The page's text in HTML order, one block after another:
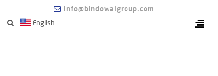
info@bindowalgroup.com
English